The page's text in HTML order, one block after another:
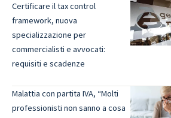
Certificare il tax control
framework, nuova
specializzazione per
commercialisti e avvocati:
requisiti e scadenze
Malattia con partita IVA, “Molti
professionisti non sanno a cosa